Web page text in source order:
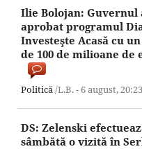
Ilie Bolojan: Guvernul
aprobat programul
Investeşte Acasă cu
de 100 de milioane de
Politică /L.B. -6 august, 20:23
DS: Zelenski
sâmbătă o vizită în